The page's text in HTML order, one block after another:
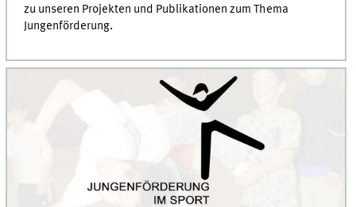
zu unseren Projekten und Publikationen zum Thema
Jungenförderung.